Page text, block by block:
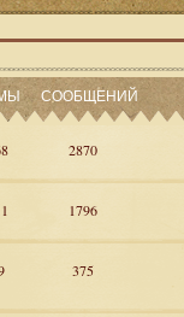
СООБЩЕНИЙ
2870
1796
375